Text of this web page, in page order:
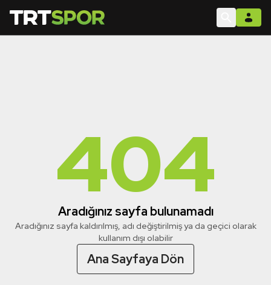
404
Aradığınız sayfa bulunamadı
Aradığınız sayfa kaldırılmış, adı değiştirilmiş ya da geçici olarak
kullanım dışı olabilir
Ana Sayfaya Dön